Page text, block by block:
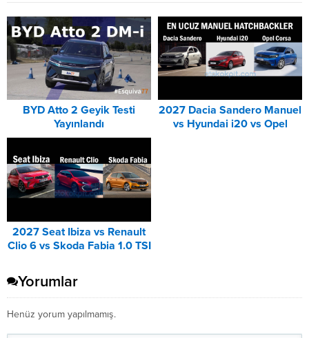
BYD Atto 2 Geyik Testi
Yayınlandı
2027 Dacia Sandero Manuel
vs Hyundai i20 vs Opel
2027 Seat Ibiza vs Renault
Clio 6 vs Skoda Fabia 1.0 TSI
Yorumlar
Henüz yorum yapılmamış.